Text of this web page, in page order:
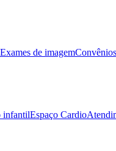
Exames de imagem
infantilEspaço Cardio